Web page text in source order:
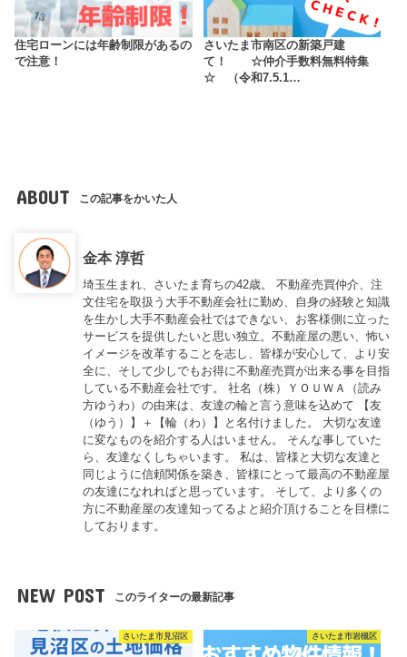
住宅ローンには年齢制限があるの
で注意！
さいたま市南区の新築戸建
て！ ☆仲介手数料無料特集
☆ （令和7.5.1…
ABOUT この記事をかいた人
金本 淳哲
埼玉生まれ、さいたま育ちの42歳。 不動産売買仲介、注
文住宅を取扱う大手不動産会社に勤め、自身の経験と知識
を生かし大手不動産会社ではできない、お客様側に立った
サービスを提供したいと思い独立。不動産屋の悪い、怖い
イメージを改革することを志し、皆様が安心して、より安
全に、そして少しでもお得に不動産売買が出来る事を目指
している不動産会社です。 社名（株）ＹＯＵＷＡ（読み
方ゆうわ）の由来は、友達の輪と言う意味を込めて 【友
（ゆう）】＋【輪（わ）】と名付けました。 大切な友達
に変なものを紹介する人はいません。 そんな事していた
ら、友達なくしちゃいます。 私は、皆様と大切な友達と
同じように信頼関係を築き、皆様にとって最高の不動産屋
の友達になれればと思っています。 そして、より多くの
方に不動産屋の友達知ってるよと紹介頂けることを目標に
しております。
NEW POST このライターの最新記事
さいたま市見沼区 さいたま市岩槻区